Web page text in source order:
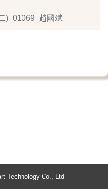
)_01069_趙國斌
Technology Co., Ltd.